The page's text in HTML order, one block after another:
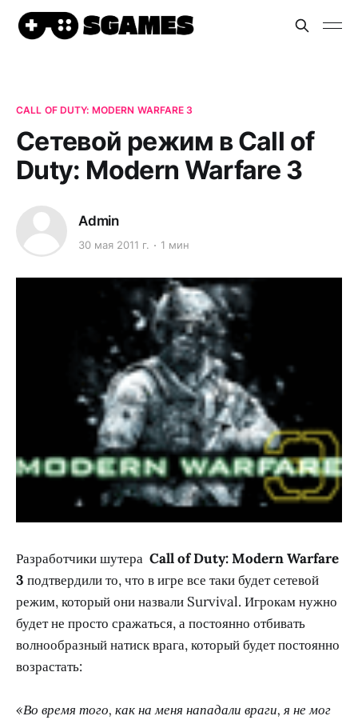
CALL OF DUTY: MODERN WARFARE 3
Сетевой режим в Call of
Duty: Modern Warfare 3
Admin
30 мая 2011 г. 1 мин
Разработчики шутера Call of Duty: Modern Warfare
3 подтвердили то, что в игре все таки будет сетевой
режим, который они назвали Survival. Игрокам нужно
будет не просто сражаться, а постоянно отбивать
волнообразный натиск врага, который будет постоянно
возрастать:
«Во время того, как на меня нападали враги, я не мог